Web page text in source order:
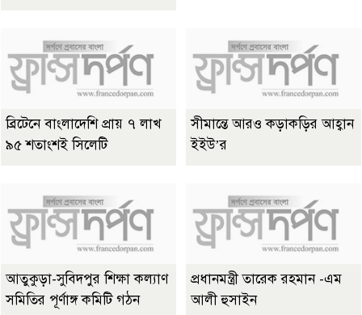
ব্রিটেনে বাংলাদেশি প্রায় ৭ লাখ
৯৫ শতাংশই সিলেটি
সীমান্তে আরও কড়াকড়ির আহ্বান
ইইউ’র
আতুকুড়া-সুবিদপুর শিক্ষা কল্যাণ
সমিতির পূর্ণাঙ্গ কমিটি গঠন
প্রধানমন্ত্রী তারেক রহমান -এম
আলী হুসাইন